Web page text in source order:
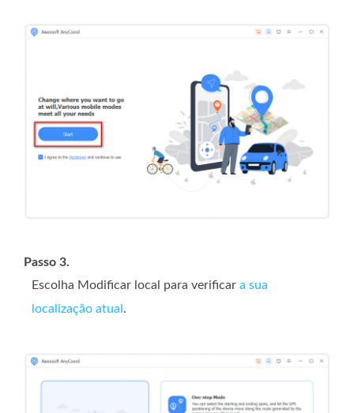
Passo 3.
Escolha Modificar local para verificar a sua
localização atual.